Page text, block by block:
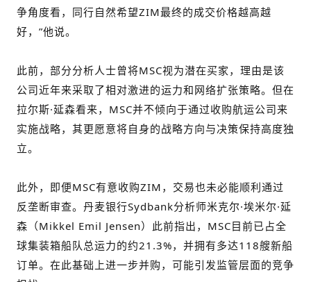
争角度看，同行自然希望ZIM最终的成交价格越高越
好，”他说。
此前，部分分析人士曾将MSC视为潜在买家，理由是该
公司近年来采取了相对激进的运力和网络扩张策略。但在
拉尔斯·延森看来，MSC并不倾向于通过收购航运公司来
实施战略，其更愿意将自身的战略方向与决策保持高度独
立。
此外，即便MSC有意收购ZIM，交易也未必能顺利通过
反垄断审查。丹麦银行Sydbank分析师米克尔·埃米尔·延
森（Mikkel Emil Jensen）此前指出，MSC目前已占全
球集装箱船队总运力的约21.3%，并拥有多达118艘新船
订单。在此基础上进一步并购，可能引发监管层面的竞争